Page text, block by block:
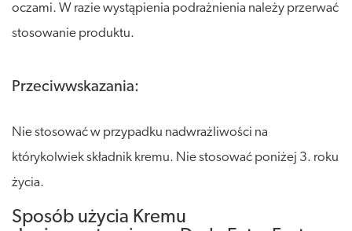
oczami. W razie wystąpienia podrażnienia należy przerwać
stosowanie produktu.
Przeciwwskazania:
Nie stosować w przypadku nadwrażliwości na
którykolwiek składnik kremu. Nie stosować poniżej 3. roku
życia.
Sposób użycia Kremu